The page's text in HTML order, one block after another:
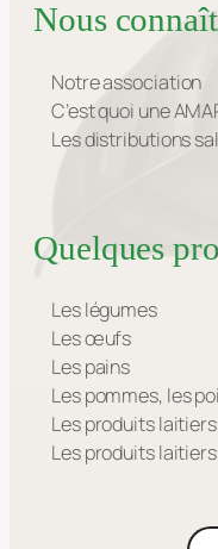
Nous
Notre association
C’est quoi une
Les distributions
Quelques
Les légumes
Les œufs
Les pains
Les pommes, les
Les produits
Les produits